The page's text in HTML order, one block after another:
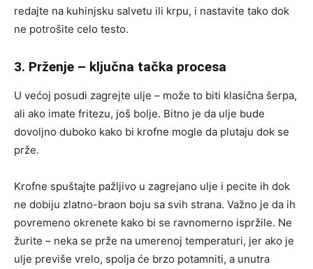
redajte na kuhinjsku salvetu ili krpu, i nastavite tako dok
ne potrošite celo testo.
3. Prženje – ključna tačka procesa
U većoj posudi zagrejte ulje – može to biti klasična šerpa,
ali ako imate fritezu, još bolje. Bitno je da ulje bude
dovoljno duboko kako bi krofne mogle da plutaju dok se
prže.
Krofne spuštajte pažljivo u zagrejano ulje i pecite ih dok
ne dobiju zlatno-braon boju sa svih strana. Važno je da ih
povremeno okrenete kako bi se ravnomerno ispržile. Ne
žurite – neka se prže na umerenoj temperaturi, jer ako je
ulje previše vrelo, spolja će brzo potamniti, a unutra